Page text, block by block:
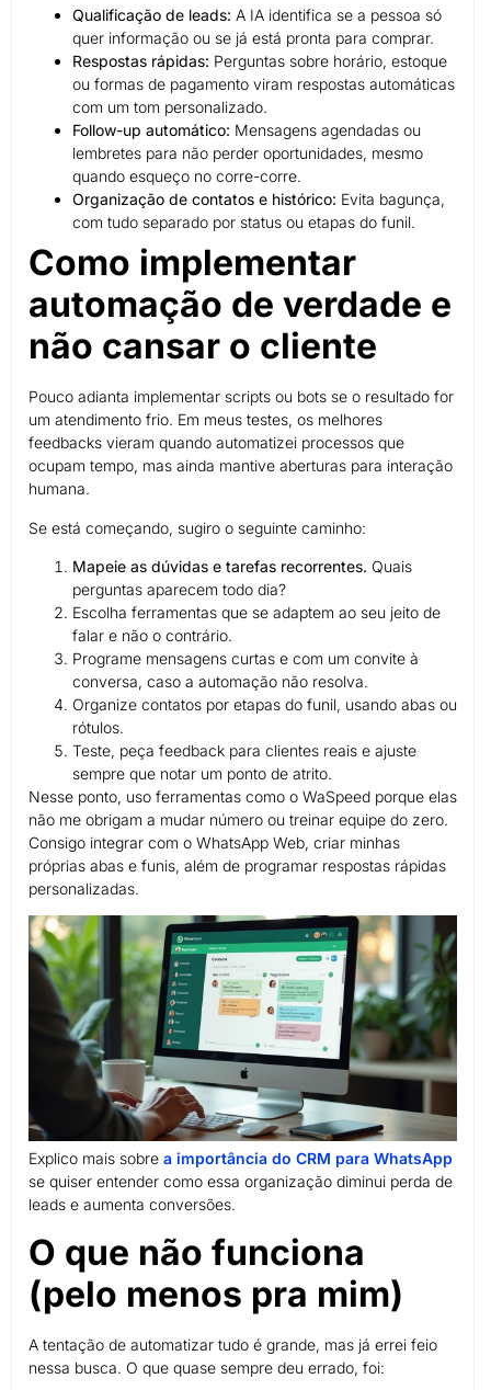
Qualificação de leads: A IA identifica se a pessoa só
quer informação ou se já está pronta para comprar.
Respostas rápidas: Perguntas sobre horário, estoque
ou formas de pagamento viram respostas automáticas
com um tom personalizado.
Follow-up automático: Mensagens agendadas ou
lembretes para não perder oportunidades, mesmo
quando esqueço no corre-corre.
Organização de contatos e histórico: Evita bagunça,
com tudo separado por status ou etapas do funil.
Como implementar
automação de verdade e
não cansar o cliente
Pouco adianta implementar scripts ou bots se o resultado for
um atendimento frio. Em meus testes, os melhores
feedbacks vieram quando automatizei processos que
ocupam tempo, mas ainda mantive aberturas para interação
humana.
Se está começando, sugiro o seguinte caminho:
Mapeie as dúvidas e tarefas recorrentes. Quais
perguntas aparecem todo dia?
Escolha ferramentas que se adaptem ao seu jeito de
falar e não o contrário.
Programe mensagens curtas e com um convite à
conversa, caso a automação não resolva.
Organize contatos por etapas do funil, usando abas ou
rótulos.
Teste, peça feedback para clientes reais e ajuste
sempre que notar um ponto de atrito.
Nesse ponto, uso ferramentas como o WaSpeed porque elas
não me obrigam a mudar número ou treinar equipe do zero.
Consigo integrar com o WhatsApp Web, criar minhas
próprias abas e funis, além de programar respostas rápidas
personalizadas.
Explico mais sobre a importância do CRM para WhatsApp
se quiser entender como essa organização diminui perda de
leads e aumenta conversões.
O que não funciona
(pelo menos pra mim)
A tentação de automatizar tudo é grande, mas já errei feio
nessa busca. O que quase sempre deu errado, foi: